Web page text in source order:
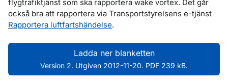
flygtrafiktjänst som ska rapportera wake vortex. Det går
också bra att rapportera via Transportstyrelsens e-tjänst
Rapportera luftfartshändelse.
Ladda ner blanketten
Version 2. Utgiven 2012-11-20. PDF 239 kB.